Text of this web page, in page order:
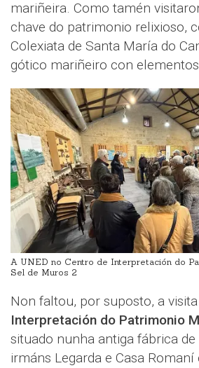
mariñeira. Como tamén
chave do patrimonio relixioso,
Colexiata de Santa María do
gótico mariñeiro con
A UNED no Centro de Interpretación do
Sel de Muros 2
Non faltou, por suposto, a
Interpretación do Patrimonio
situado nunha antiga fábrica de
irmáns Legarda e Casa Romaní